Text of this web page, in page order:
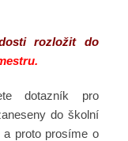
rozložit do
dotazník pro
do školní
a proto prosíme o